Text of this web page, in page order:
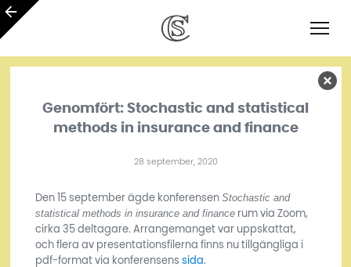
Genomfört: Stochastic and statistical
methods in insurance and finance
28 september, 2020
Den 15 september ägde konferensen Stochastic and
statistical methods in insurance and financerum via Zoom,
cirka 35 deltagare. Arrangemanget var uppskattat,
och flera av presentationsfilerna finns nu tillgängliga i
pdf-format via konferensens sida.